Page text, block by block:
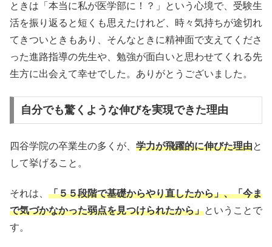
ときは「本当に私が医学部に！？」という心境で、受験生
活を振り返ると短くも思えたけれど、時々気持ちが途切れ
てきついときもあり、そんなときに精神面で支えてくださ
った進路指導の先生や、勉強が面白いと思わせてくれる先
生方に出会えて幸せでした。ありがとうございました。
自分でも驚くような伸びを実現できた理由
四谷学院の卒業生の多くが、 学力が飛躍的に伸びた理由と
して挙げること。
それは、 「５５段階で基礎からやり直したから」、「今ま
で気づかなかった弱点を見つけられたから」ということで
す。